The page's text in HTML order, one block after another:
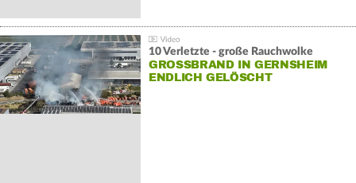
10 Verletzte - große Rauchwolke
GROSSBRAND IN GERNSHEIM E
NDLICH GELÖSCHT